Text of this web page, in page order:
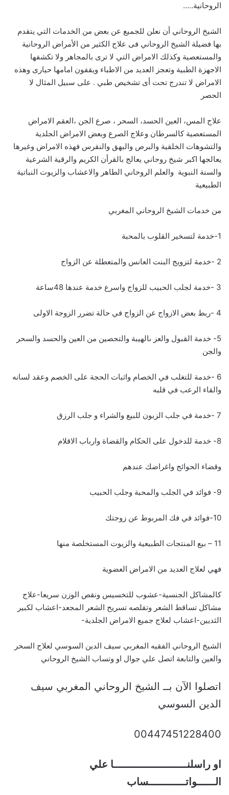
الروحانية…..
الشيخ الروحاني أن نعلن للجميع عن بعض من الخدمات التي يتقدم
بها فضيلة الشيخ الروحاني فى علاج الكثير من الأمراض الروحانية
والمستعصية وكذلك الامراض التي لا ترى بالمجاهر ولا تكشفها
الاجهزة الطبية وتعجز العديد من الاطباء ويقفون امامها حيارى وهذه
الامراض لا تندرج تحت أى تشخيص طبي . على سبيل المثال لا
الحصر
علاج المس، العين الحسد، السحر ، صرع الجن ،العقم الامراض
المستعصية كالسرطان وعلاج الصرع وبعض الامراض الجلدية
والتشوهات الخلقية والبرص والبهق والنقرس فهذه الامراض وغيرها
يعالجها اكبر شيخ روحاني يعالج بالقرأن الكريم والرقية الشرعية
والسنة النبوية والعلم الروحاني الطاهر والاعشاب والزيوت النباتية
الطبيعية
من خدمات الشيخ الروحاني المغربي
1-خدمة لتسخير القلوب بالمحبة
2 -خدمة لتزويج البنت العانس والمتعطلة عن الزواج
3 -خدمة لجلب الحبيب للزواج واسرع خدمة عندها 48ساعة
4 -ربط بعض الازواج عن الزواج في حالة تضرر الزوجة الاولى
5- خدمة القبول والعز ىالهيبة والتحصين من العين والحسد والسحر
والجن
6 -خدمة للتغلب في الخصام واثبات الحجة على الخصم وعقد لسانه
والقاء الرعب في قلبه
7 -خدمة في جلب الزبون للبيع والشراء و جلب الرزق
8- خدمة للدخول على الحكام والقضاة وارباب الاقلام
وقضاء الحوائج واغراضك عندهم
9- فوائد في الجلب والمحبة وجلب الحبيب
10-فوائد في فك المربوط عن زوجتك
11 – بيع المنتجات الطبيعية والزيوت المستخلصة منها
فهي لعلاج العديد من الامراض العضوية
كالمشاكل الجنسية-عشوب للتخسيس ونقص الوزن سريعا-علاج
مشاكل تساقط الشعر وتقلصه تسريح الشعر المجعد-اعشاب لكبير
الثديين-اعشاب لعلاج جميع الامراض الجلدية-
الشيخ الروحاني الفقيه المغربي سيف الدين السوسي لعلاج السحر
والعين والتابعة اتصل علي جوال او وتساب الشيخ الروحاني
اتصلوا الآن بــ الشيخ الروحاني المغربي سيف
الدين السوسي
00447451228400
او راسلنــــــــــــــــــــــــا علي
الــــــواتــــــــــــساب